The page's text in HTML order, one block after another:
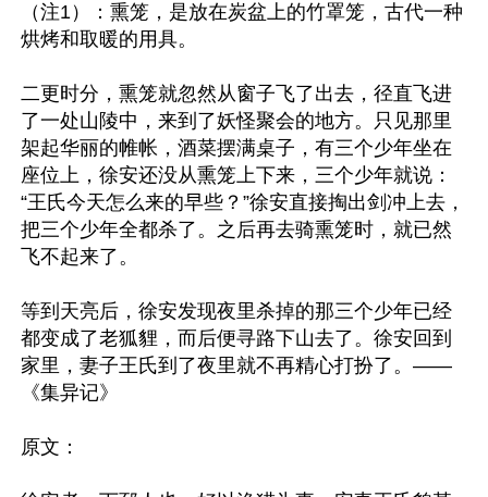
（注1）：熏笼，是放在炭盆上的竹罩笼，古代一种
烘烤和取暖的用具。
二更时分，熏笼就忽然从窗子飞了出去，径直飞进
了一处山陵中，来到了妖怪聚会的地方。只见那里
架起华丽的帷帐，酒菜摆满桌子，有三个少年坐在
座位上，徐安还没从熏笼上下来，三个少年就说：
“王氏今天怎么来的早些？”徐安直接掏出剑冲上去，
把三个少年全都杀了。之后再去骑熏笼时，就已然
飞不起来了。
等到天亮后，徐安发现夜里杀掉的那三个少年已经
都变成了老狐貍，而后便寻路下山去了。徐安回到
家里，妻子王氏到了夜里就不再精心打扮了。——
《集异记》
原文：